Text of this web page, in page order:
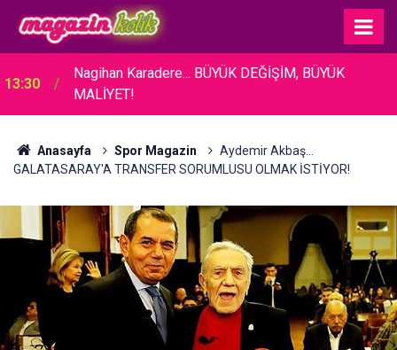
13:30
Nagihan Karadere... BÜYÜK DEĞİŞİM, BÜYÜK
MALİYET!
Anasayfa Spor Magazin
Aydemir Akbaş…
GALATASARAY'A TRANSFER SORUMLUSU OLMAK İSTİYOR!